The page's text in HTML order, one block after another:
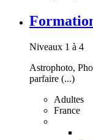
Niveaux 1 à 4
Astrophoto,
parfaire (...)
Adultes
France